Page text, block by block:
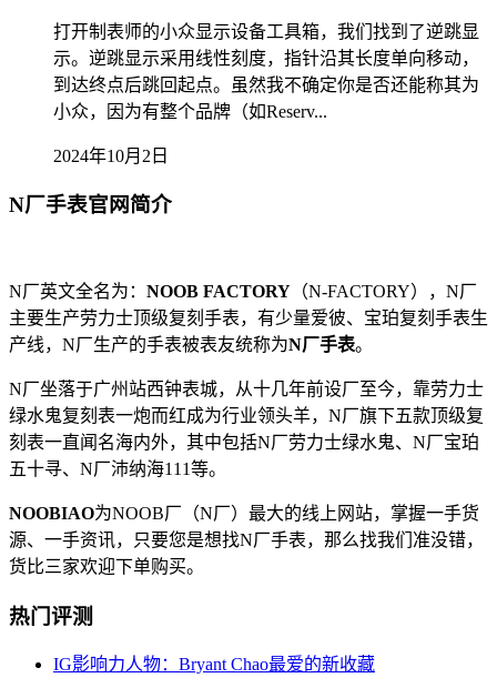
打开制表师的小众显示设备工具箱，我们找到了逆跳显
示。逆跳显示采用线性刻度，指针沿其长度单向移动，
到达终点后跳回起点。虽然我不确定你是否还能称其为
小众，因为有整个品牌（如Reserv...
2024年10月2日
N厂手表官网简介
N厂英文全名为： NOOB FACTORY （N-FACTORY），N厂
主要生产劳力士顶级复刻手表，有少量爱彼、宝珀复刻手表生
产线，N厂生产的手表被表友统称为N厂手表。
N厂坐落于广州站西钟表城，从十几年前设厂至今，靠劳力士
绿水鬼复刻表一炮而红成为行业领头羊，N厂旗下五款顶级复
刻表一直闻名海内外，其中包括N厂劳力士绿水鬼、N厂宝珀
五十寻、N厂沛纳海111等。
NOOBIAO为NOOB厂（N厂）最大的线上网站，掌握一手货
源、一手资讯，只要您是想找N厂手表，那么找我们准没错，
货比三家欢迎下单购买。
热门评测
IG影响力人物：Bryant Chao最爱的新收藏